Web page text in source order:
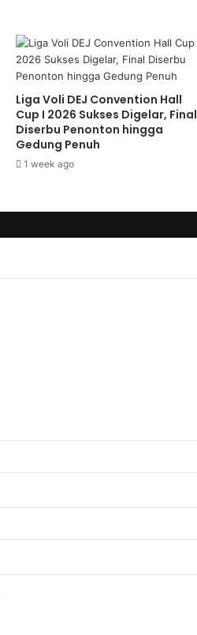
Liga Voli DEJ Convention Hall
Cup I 2026 Sukses Digelar, Final
Diserbu Penonton hingga
Gedung Penuh
1 week ago